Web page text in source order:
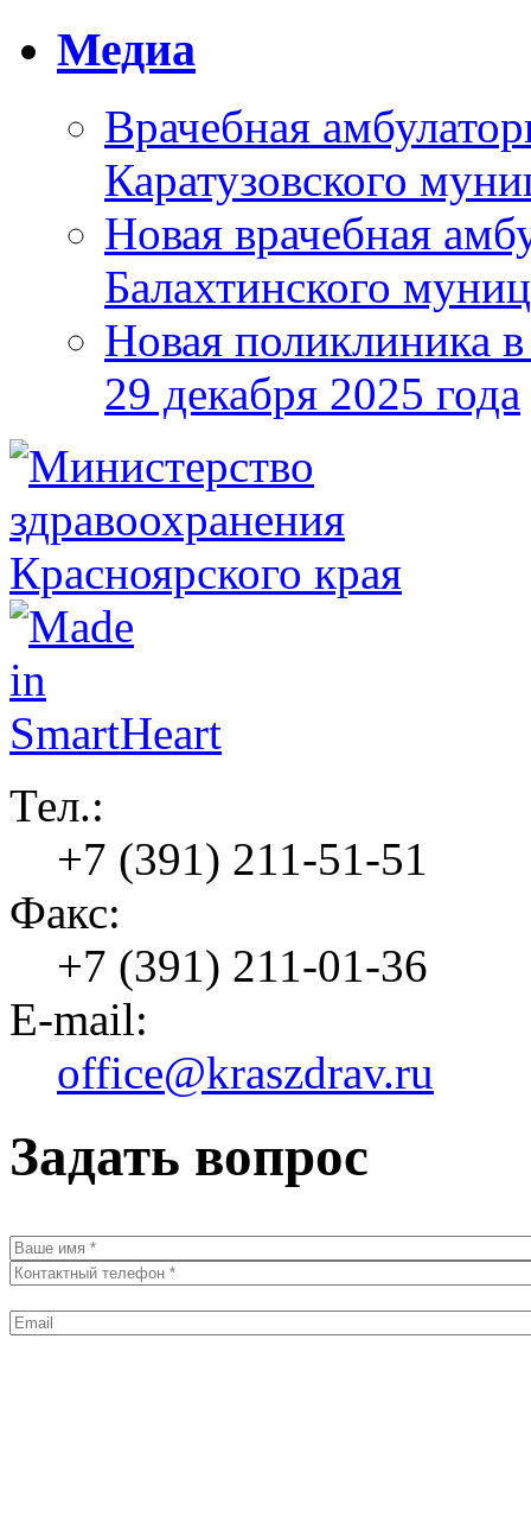
Медиа
Врачебная
Каратузовского
Новая врачебная
Балахтинского
Новая поликлиника
29 декабря 2025 года
Тел.:
+7 (391) 211-51-51
Факс:
+7 (391) 211-01-36
E-mail:
office@kraszdrav.ru
Задать вопрос